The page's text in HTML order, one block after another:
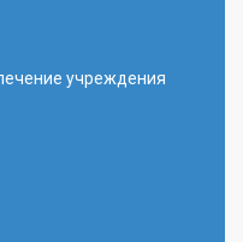
учреждения